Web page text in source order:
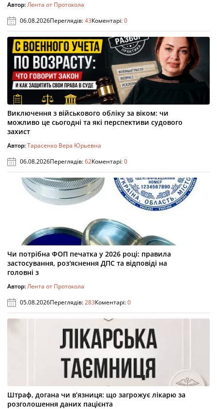
Автор:Лента от Протокола
06.08.2026Переглядів:43Коментарі:0
Виключення з військового обліку за віком: чи
можливо це сьогодні та які перспективи судового
захист
Автор:Тарасенко Вера Юрьевна
06.08.2026Переглядів:62Коментарі:0
Чи потрібна ФОП печатка у 2026 році: правила
застосування, роз'яснення ДПС та відповіді на
головні з
Автор:Лента от Протокола
05.08.2026Переглядів:283Коментарі:0
Штраф, догана чи в’язниця: що загрожує лікарю за
розголошення даних пацієнта